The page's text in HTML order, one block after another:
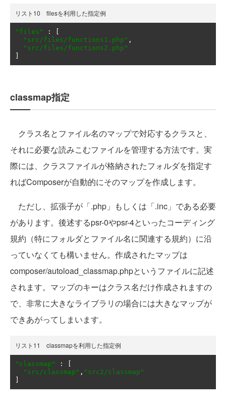
リスト10 filesを利用した指定例
"files" :
"src/files/functions1.php" ,
"src/files/functions2.php"
classmap指定
クラス名とファイル名のマップで対応するクラスと、
それに必要な読みこむファイルを管理する方法です。実
際には、クラスファイルが格納されたフォルダを指定す
ればComposerが自動的にそのマップを作成します。
ただし、拡張子が「.php」もしくは「.inc」である必要
があります。後述するpsr-0やpsr-4といったコーディング
規約（特にフォルダとファイル名に関連する規約）に沿
っていなくても構いません。作成されたマップは
composer/autoload_classmap.phpというファイルに記述
されます。マップのキーはクラス名だけ作成されますの
で、非常に大きなライブラリの場合には大きなマップが
できあがってしまいます。
リスト11 classmapを利用した指定例
"classmap" :
"src/classmap" , "src2/classmap"